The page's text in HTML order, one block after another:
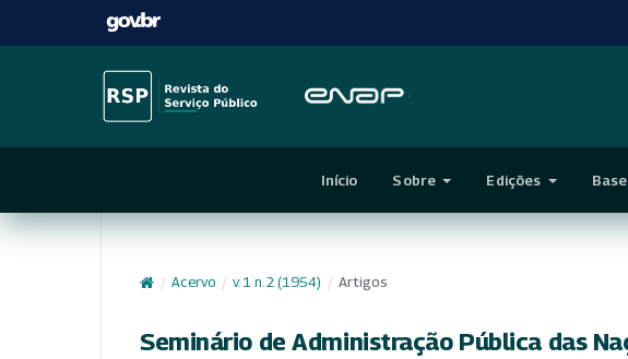
Início Sobre Edições
/ Acervo / v. 1 n. 2 (1954) / Artigos
Seminário de Administração Pública das